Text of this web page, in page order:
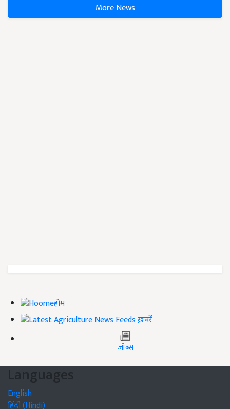
More News
होम
ख़बरें
जॉब्स
Languages
English
हिंदी (Hindi)